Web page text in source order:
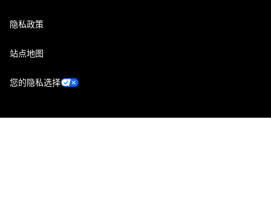
隐私政策
站点地图
您的隐私选择